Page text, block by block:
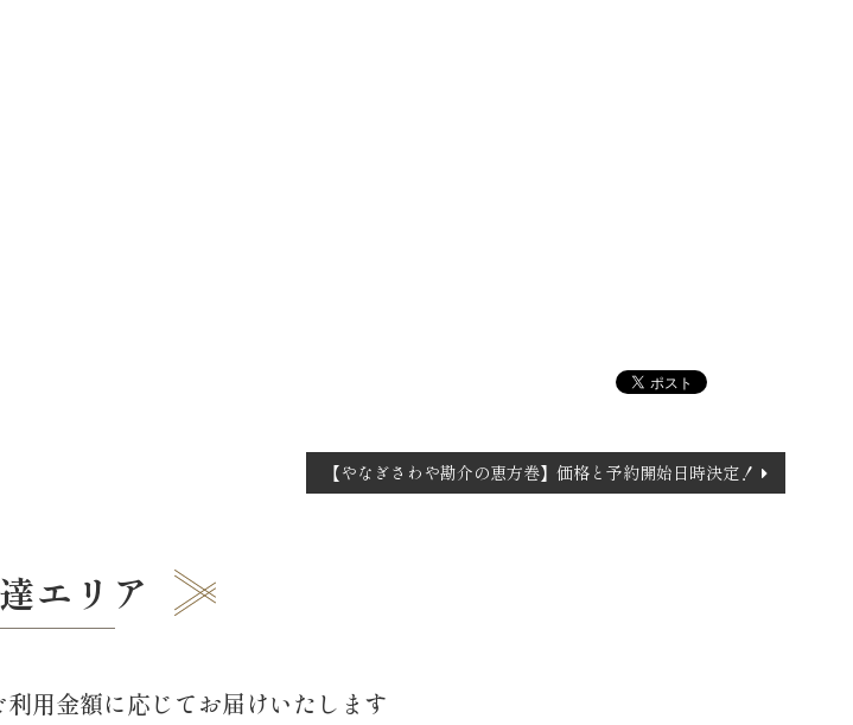
【やなぎさわや勘介の恵方巻】価格と予約開始日時決定！
エリア
利用金額に応じてお届けいたします